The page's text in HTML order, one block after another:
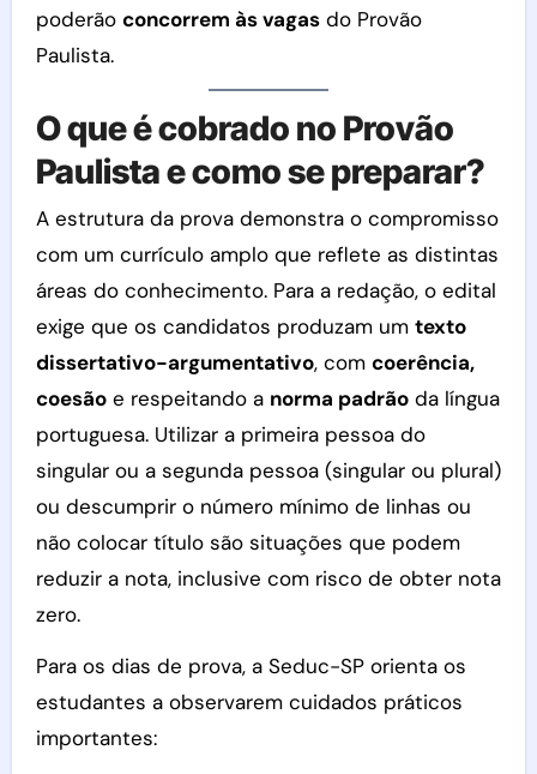
poderão concorrem às vagasdo Provão
Paulista.
O que é cobrado no Provão
Paulista e como se preparar?
A estrutura da prova demonstra o compromisso
com um currículo amplo que reflete as distintas
áreas do conhecimento. Para a redação, o edital
exige que os candidatos produzam um texto
dissertativo-argumentativo, com coerência,
coesãoe respeitando a norma padrãoda língua
portuguesa. Utilizar a primeira pessoa do
singular ou a segunda pessoa (singular ou plural)
ou descumprir o número mínimo de linhas ou
não colocar título são situações que podem
reduzir a nota, inclusive com risco de obter nota
zero.
Para os dias de prova, a Seduc-SP orienta os
estudantes a observarem cuidados práticos
importantes: